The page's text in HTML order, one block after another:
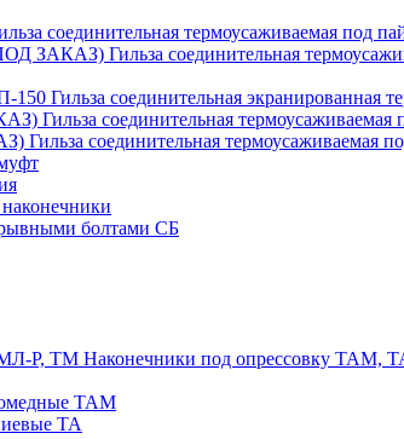
соединительная термоусаживаемая
Гильза соединительная
Гильза соединительная
Гильза соединительная
Гильза соединительная
болтами СБ
Наконечники под опрессовку
ТАМ
ТА